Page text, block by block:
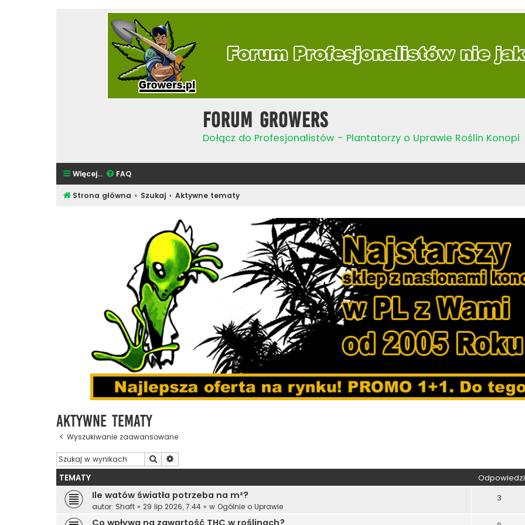
Forum Growers
Dołącz do Profesjonalistów - Plantatorzy o Uprawie Roślin Konopi
Więcej… FAQ
Strona główna Szukaj Aktywne tematy
Aktywne tematy
Wyszukiwanie zaawansowane
Szukaj
TEMATY Odpowiedzi
Ile watów światła potrzeba na m²?
autor: Shaft » 29 lip 2026, 7:44 » w Ogólnie o Uprawie
3
Co wpływa na zawartość THC w roślinach?